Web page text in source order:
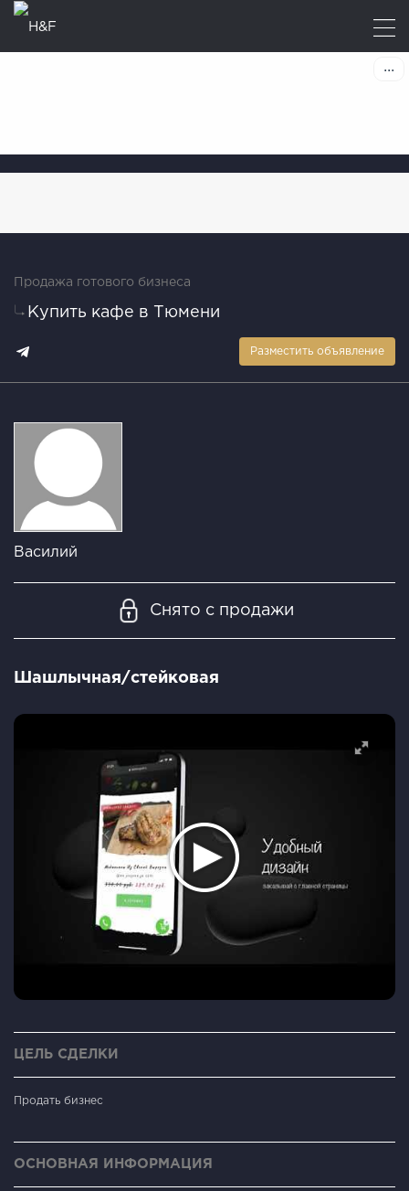
Продажа готового бизнеса
Купить кафе в Тюмени
Разместить объявление
Василий
Снято с продажи
Шашлычная/стейковая
ЦЕЛЬ СДЕЛКИ
Продать бизнес
ОСНОВНАЯ ИНФОРМАЦИЯ